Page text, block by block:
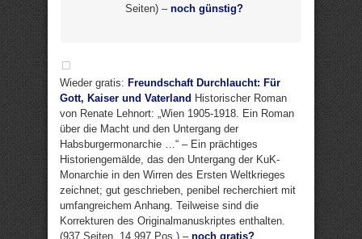
Seiten) – noch günstig?
Wieder gratis: Freundschaft Durchlaucht: Für
Gott, Kaiser und Vaterland Historischer Roman
von Renate Lehnort: „Wien 1905-1918. Ein Roman
über die Macht und den Untergang der
Habsburgermonarchie …“ – Ein prächtiges
Historiengemälde, das den Untergang der KuK-
Monarchie in den Wirren des Ersten Weltkrieges
zeichnet; gut geschrieben, penibel recherchiert mit
umfangreichem Anhang. Teilweise sind die
Korrekturen des Originalmanuskriptes enthalten.
(937 Seiten, 14.997 Pos.) – noch gratis?